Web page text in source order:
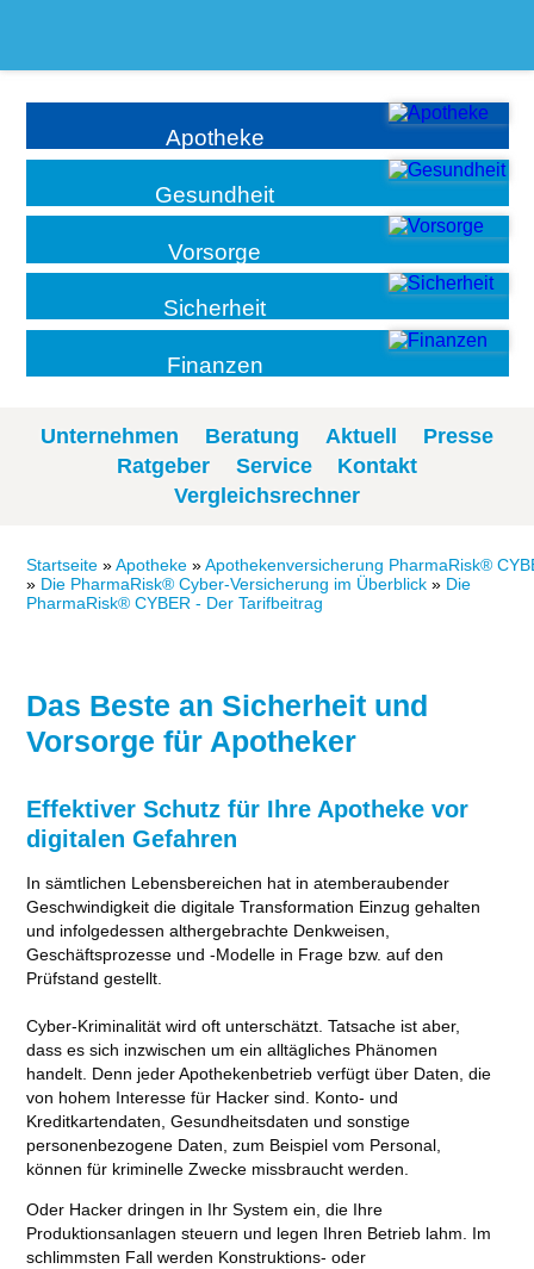
Apotheke
Gesundheit
Vorsorge
Sicherheit
Finanzen
Unternehmen Beratung Aktuell
Presse
Ratgeber
Service
Kontakt
Vergleichsrechner
Startseite »Apotheke »Apothekenversicherung PharmaRisk®
» Die PharmaRisk® Cyber-Versicherung im Überblick » Die
PharmaRisk® CYBER - Der Tarifbeitrag
Das Beste an Sicherheit und
Vorsorge für Apotheker
Effektiver Schutz für Ihre Apotheke vor
digitalen Gefahren
In sämtlichen Lebensbereichen hat in atemberaubender
Geschwindigkeit die digitale Transformation Einzug gehalten
und infolgedessen althergebrachte Denkweisen,
Geschäftsprozesse und -Modelle in Frage bzw. auf den
Prüfstand gestellt.
Cyber-Kriminalität wird oft unterschätzt. Tatsache ist aber,
dass es sich inzwischen um ein alltägliches Phänomen
handelt. Denn jeder Apothekenbetrieb verfügt über Daten, die
von hohem Interesse für Hacker sind. Konto- und
Kreditkartendaten, Gesundheitsdaten und sonstige
personenbezogene Daten, zum Beispiel vom Personal,
können für kriminelle Zwecke missbraucht werden.
Oder Hacker dringen in Ihr System ein, die Ihre
Produktionsanlagen steuern und legen Ihren Betrieb lahm. Im
schlimmsten Fall werden Konstruktions- oder